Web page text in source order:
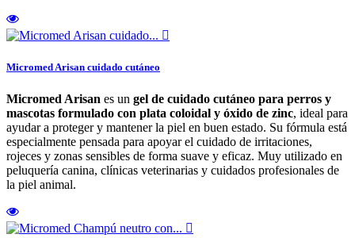

Micromed Arisan cuidado cutáneo
Micromed Arisan es un gel de cuidado cutáneo para perros y
mascotas formulado con plata coloidal y óxido de zinc, ideal para
ayudar a proteger y mantener la piel en buen estado. Su fórmula está
especialmente pensada para apoyar el cuidado de irritaciones,
rojeces y zonas sensibles de forma suave y eficaz. Muy utilizado en
peluquería canina, clínicas veterinarias y cuidados profesionales de
la piel animal.
